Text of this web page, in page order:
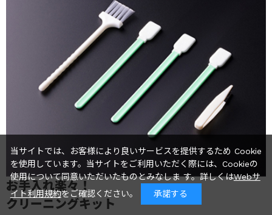
お手入れ楽々！
クリーニングキット
当サイトでは、お客様により良いサービスを提供するため Cookie
を使用しています。当サイトをご利用いただく際には、Cookieの
使用について同意いただいたものとみなしま す。詳しくはWebサ
イト利用規約をご確認ください。 承諾する